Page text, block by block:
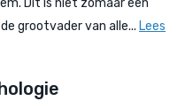
Dit is niet zomaar een
grootvader van alle... Lees